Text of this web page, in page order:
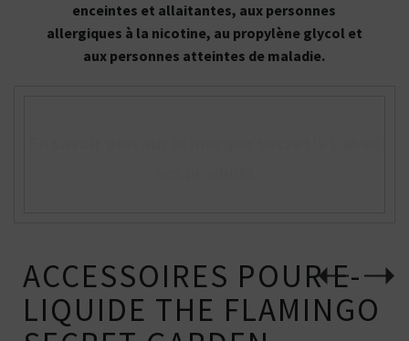
enceintes et allaitantes, aux personnes
allergiques à la nicotine, au propylène glycol et
aux personnes atteintes de maladie.
ACCESSOIRES POUR E-
LIQUIDE THE FLAMINGO